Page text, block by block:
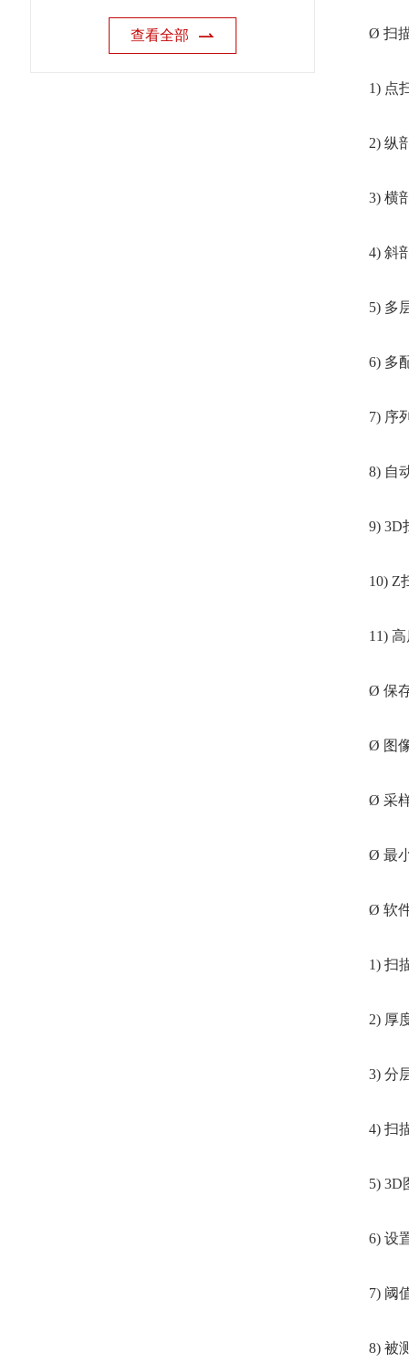
查看全部 Ø 扫
1) 点
2) 纵
3) 横
4) 斜
5) 多
6) 多
7) 序
8) 自
9) 3D
10) Z
11)
Ø 保
Ø 图
Ø 采
Ø 最
Ø 软
1) 扫
2) 厚
3) 分
4) 扫
5) 3D
6) 设
7) 阈
8) 被